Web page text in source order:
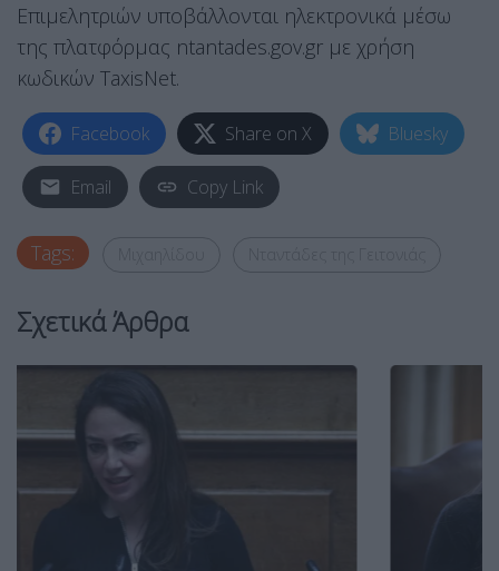
Επιμελητριών υποβάλλονται ηλεκτρονικά μέσω
της πλατφόρμας ntantades.gov.gr με χρήση
κωδικών TaxisNet.
Facebook Share on X Bluesky
Email Copy Link
Tags:
Σχετικά Άρθρα